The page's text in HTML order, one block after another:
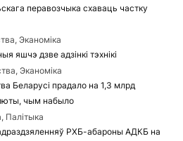
перавозчыка схаваць частку
Эканоміка
яшчэ дзве адзінкі тэхнікі
Эканоміка
Беларусі прадало на 1,3 млрд
чым набыло
Палітыка
РХБ-абароны АДКБ на